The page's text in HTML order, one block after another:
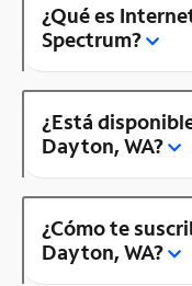
¿Qué es
Spectrum?
¿Está
Dayton, WA?
¿Cómo te
Dayton, WA?